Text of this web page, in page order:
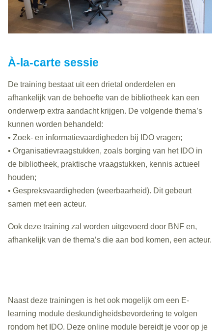
À-la-carte sessie
De training bestaat uit een drietal onderdelen en
afhankelijk van de behoefte van de bibliotheek kan een
onderwerp extra aandacht krijgen. De volgende thema’s
kunnen worden behandeld:
• Zoek- en informatievaardigheden bij IDO vragen;
• Organisatievraagstukken, zoals borging van het IDO in
de bibliotheek, praktische vraagstukken, kennis actueel
houden;
• Gespreksvaardigheden (weerbaarheid). Dit gebeurt
samen met een acteur.
Ook deze training zal worden uitgevoerd door BNF en,
afhankelijk van de thema’s die aan bod komen, een acteur.
Naast deze trainingen is het ook mogelijk om een E-
learning module deskundigheidsbevordering te volgen
rondom het IDO. Deze online module bereidt je voor op je